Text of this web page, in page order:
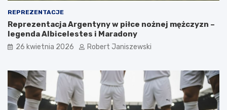
REPREZENTACJE
Reprezentacja Argentyny w piłce nożnej mężczyzn –
legenda Albicelestes i Maradony
26 kwietnia 2026 Robert Janiszewski